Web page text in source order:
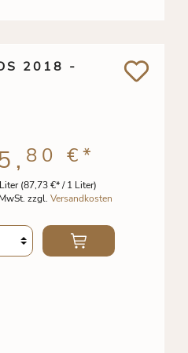
2018 -
(87,73 €* / 1 Liter)
zzgl. Versandkosten
80 €*